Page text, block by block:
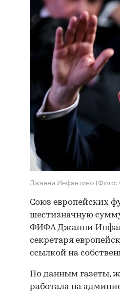
Джанни Инфантино (Фото:
Союз европейских
шестизначную
ФИФА Джанни
секретаря
ссылкой на
По данным газеты,
работала на